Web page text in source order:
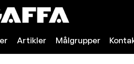
Artikler Målgrupper